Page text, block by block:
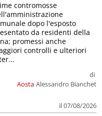
Aosta
di
Alessandro Bianchet
il 07/08/2026
contromosse
dopo l'esposto
da residenti della
promessi anche
controlli e ulteriori